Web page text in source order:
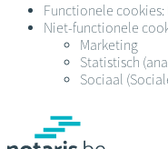
Functionele
Niet-functionele
Marketing
Statistisch
Sociaal